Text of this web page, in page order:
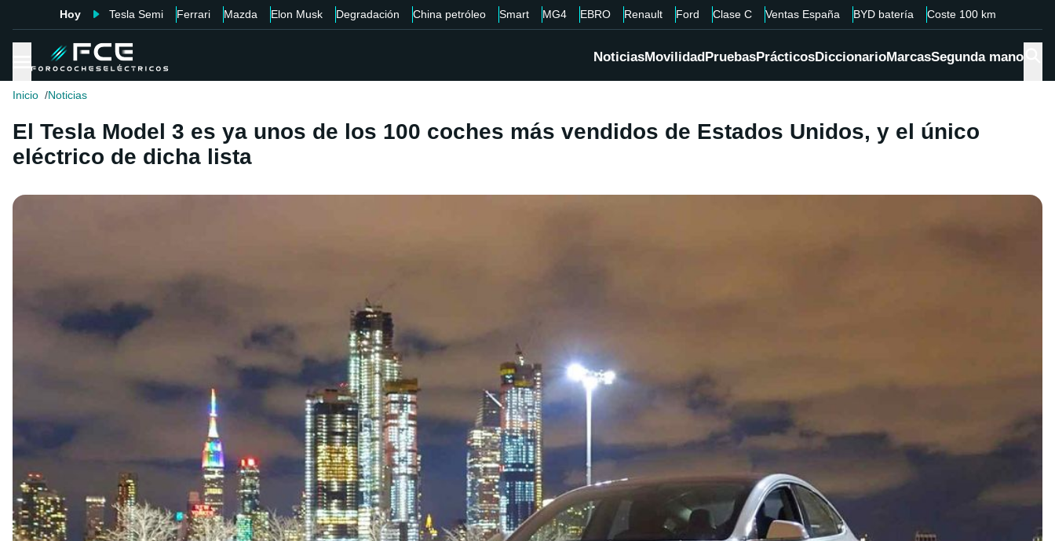
Hoy Tesla Semi Ferrari Mazda Elon Musk Degradación China petróleo Smart MG4 EBRO Renault Ford Clase C Ventas España BYD batería Coste 100 km
NoticiasMovilidadPruebasPrácticosDiccionarioMarcasSegunda mano
Inicio Noticias
El Tesla Model 3 es ya unos de los 100 coches más vendidos de Estados Unidos, y el único
eléctrico de dicha lista